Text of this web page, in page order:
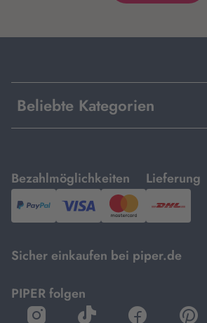
Beliebte Kategorien
Bezahlmöglichkeiten
mit
PayPal,Visa
und
Lieferung
mit
DHL.
Sicher einkaufen bei piper.de
PIPER folgen
öffnet
öffnet
öffnet
öffnet